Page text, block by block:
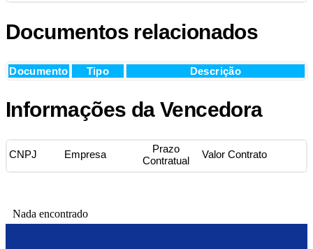
Documentos relacionados
Documento Tipo Descrição
Informações da Vencedora
CNPJ Empresa
Prazo
Contratual
Valor Contrato
Nada encontrado